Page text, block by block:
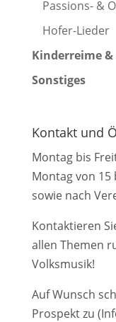
Passions- &
Hofer-Lieder
Kinderreime &
Sonstiges
Kontakt und
Montag bis
Montag von 15
sowie nach
Kontaktieren
allen Themen
Volksmusik!
Auf Wunsch
Prospekt zu